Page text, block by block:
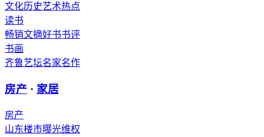
文化历史艺术热点
读书
畅销文摘好书书评
书画
齐鲁艺坛名家名作
房产 · 家居
房产
山东楼市曝光维权